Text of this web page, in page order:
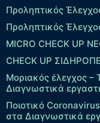
Προληπτικός
Προληπτικός
MICRO CHECK UP
CHECK UP
Μοριακός έλεγχος –
Διαγνωστικά
Ποιοτικό
στα Διαγνωστικά